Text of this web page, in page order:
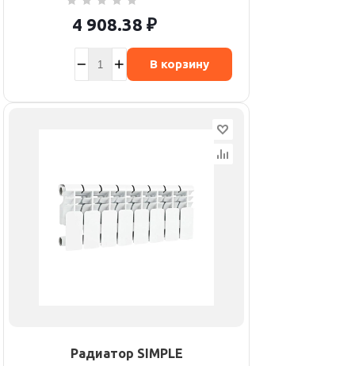
4 908.38 ₽
В корзину
Радиатор SIMPLE